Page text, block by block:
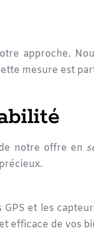
approche.
mesure est
notre offre en
et les
efficace de vos